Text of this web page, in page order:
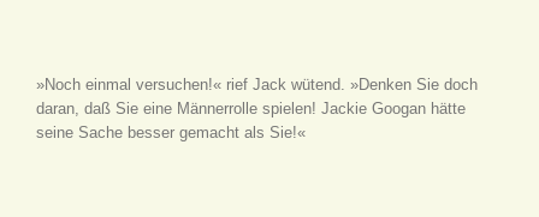
»Noch einmal versuchen!« rief Jack wütend. »Denken Sie doch
daran, daß Sie eine Männerrolle spielen! Jackie Googan hätte
seine Sache besser gemacht als Sie!«